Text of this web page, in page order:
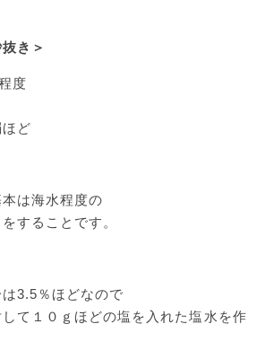
き＞
度
ど
は海水程度の
することです。
3.5％ほどなので
て１０ｇほどの塩を入れた塩水を作